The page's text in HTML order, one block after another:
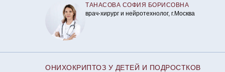
ТАНАСОВА СОФИЯ БОРИСОВНА
врач-хирург и нейротехнолог, г.Москва
ОНИХОКРИПТОЗ У ДЕТЕЙ И ПОДРОСТКОВ